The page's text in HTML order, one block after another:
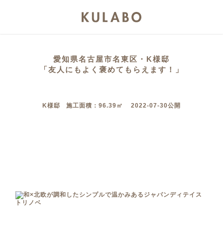
愛知県名古屋市名東区・K様邸
「友人にもよく褒めてもらえます！」
K様邸 施工面積：96.39㎡ 2022-07-30公開